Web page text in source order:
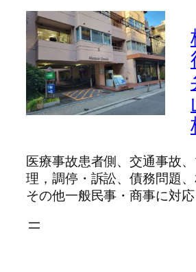
医療事故患者側、交通事故
理，調停・訴訟、債務問題、
その他一般民事・商事に対応